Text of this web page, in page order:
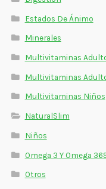
Estados De Ánimo
Minerales
Multivitaminas
Multivitaminas
Multivitaminas Niños
NaturalSlim
Niños
Omega 3 Y Omega
Otros